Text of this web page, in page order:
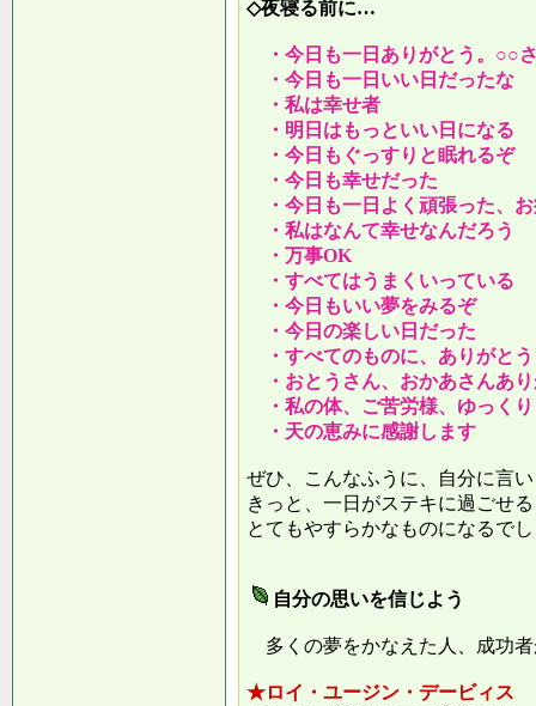
◇夜寝る前に…
・今日も一日ありがとう。○○
・今日も一日いい日だったな
・私は幸せ者
・明日はもっといい日になる
・今日もぐっすりと眠れるぞ
・今日も幸せだった
・今日も一日よく頑張った、
・私はなんて幸せなんだろう
・万事OK
・すべてはうまくいっている
・今日もいい夢をみるぞ
・今日の楽しい日だった
・すべてのものに、ありがとう
・おとうさん、おかあさんあ
・私の体、ご苦労様、ゆっく
・天の恵みに感謝します
ぜひ、こんなふうに、自分に言
きっと、一日がステキに過ごせ
とてもやすらかなものになるで
自分の思いを信じよう
多くの夢をかなえた人、成功
★ロイ・ユージン・デービィス